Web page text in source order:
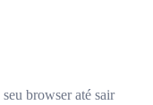
browser até sair